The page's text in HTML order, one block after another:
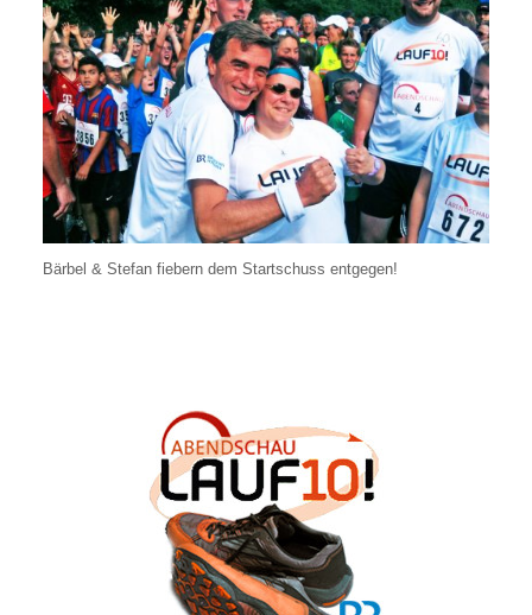
Bärbel & Stefan fiebern dem Startschuss entgegen!